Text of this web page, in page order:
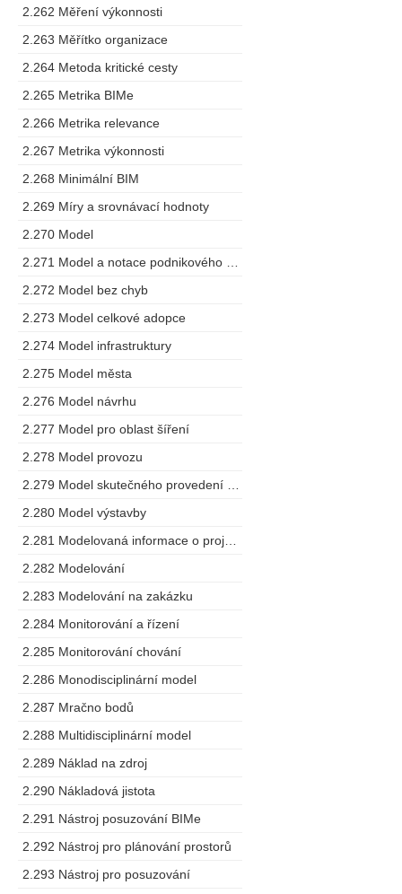
2.262 Měření výkonnosti
2.263 Měřítko organizace
2.264 Metoda kritické cesty
2.265 Metrika BIMe
2.266 Metrika relevance
2.267 Metrika výkonnosti
2.268 Minimální BIM
2.269 Míry a srovnávací hodnoty
2.270 Model
2.272 Model bez chyb
2.273 Model celkové adopce
2.274 Model infrastruktury
2.275 Model města
2.276 Model návrhu
2.277 Model pro oblast šíření
2.278 Model provozu
2.280 Model výstavby
2.282 Modelování
2.283 Modelování na zakázku
2.284 Monitorování a řízení
2.285 Monitorování chování
2.286 Monodisciplinární model
2.287 Mračno bodů
2.288 Multidisciplinární model
2.289 Náklad na zdroj
2.290 Nákladová jistota
2.291 Nástroj posuzování BIMe
2.292 Nástroj pro plánování prostorů
2.293 Nástroj pro posuzování